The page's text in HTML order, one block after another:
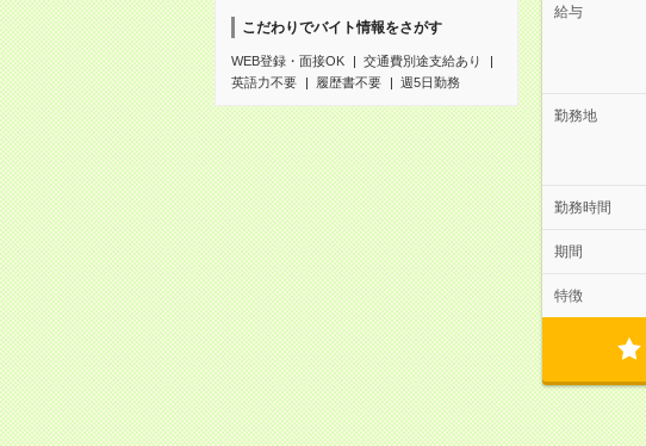
こだわりでバイト情報をさがす
WEB登録・面接OK
交通費別途支給あり
英語力不要
履歴書不要 週5日勤務
給与
勤務地
勤務時間
期間
特徴